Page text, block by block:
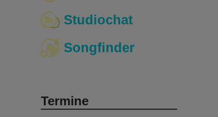
Studiochat
Songfinder
Termine